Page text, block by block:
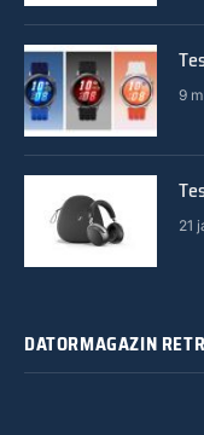
9
21
DATORMAGAZIN